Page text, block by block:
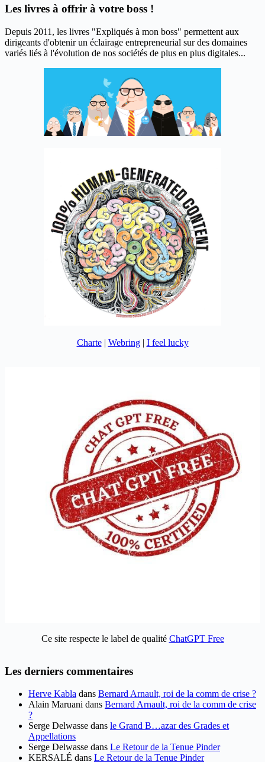
Les livres à offrir à votre boss !
Depuis 2011, les livres "Expliqués à mon boss" permettent aux
dirigeants d'obtenir un éclairage entrepreneurial sur des domaines
variés liés à l'évolution de nos sociétés de plus en plus digitales...
Charte| Webring| I feel lucky
Ce site respecte le label de qualité ChatGPT Free
Les derniers commentaires
Herve Kabla dans Bernard Arnault, roi de la comm de crise ?
Alain Maruani dans Bernard Arnault, roi de la comm de crise
?
Serge Delwasse dans le Grand B…azar des Grades et
Appellations
Serge Delwasse dans Le Retour de la Tenue Pinder
KERSALÉ dans Le Retour de la Tenue Pinder